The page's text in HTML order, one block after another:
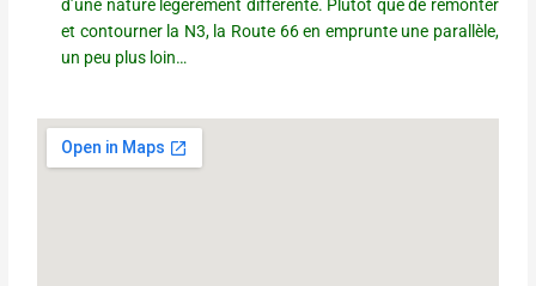
d’une nature légèrement différente. Plutôt que de remonter
et contourner la N3, la Route 66 en emprunte une parallèle,
un peu plus loin…